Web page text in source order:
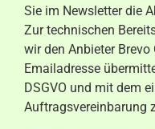
Sie im Newsletter die
Zur technischen
wir den Anbieter
Emailadresse
DSGVO und mit dem
Auftragsvereinbarung